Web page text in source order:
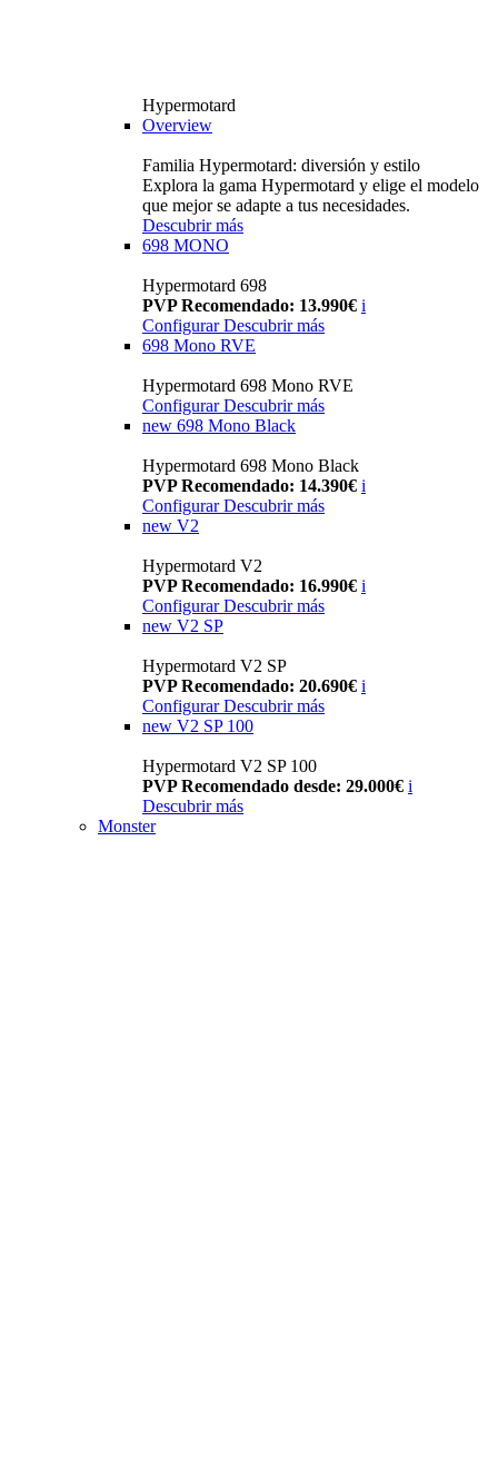
Hypermotard
Overview
Familia Hypermotard: diversión y estilo
Explora la gama Hypermotard y elige el modelo
que mejor se adapte a tus necesidades.
Descubrir más
698 MONO
Hypermotard 698
PVP Recomendado: 13.990€ i
ConfigurarDescubrir más
698 Mono RVE
Hypermotard 698 Mono RVE
Configurar Descubrir más
new 698 Mono Black
Hypermotard 698 Mono Black
PVP Recomendado: 14.390€ i
Configurar Descubrir más
new V2
Hypermotard V2
PVP Recomendado: 16.990€ i
Configurar Descubrir más
new V2 SP
Hypermotard V2 SP
PVP Recomendado: 20.690€ i
Configurar Descubrir más
new V2 SP 100
Hypermotard V2 SP 100
PVP Recomendado desde: 29.000€ i
Descubrir más
Monster